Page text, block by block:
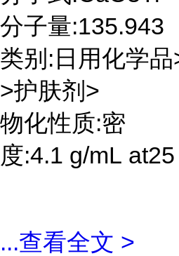
分子量:135.943
类别:日用化学
>护肤剂>
物化性质:密
度:4.1 g/mL
...查看全文 >